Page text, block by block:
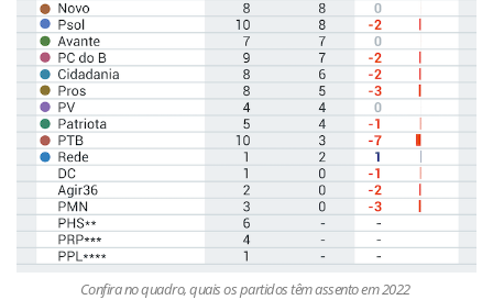
Confira no quadro, quais os partidos têm assento em 2022